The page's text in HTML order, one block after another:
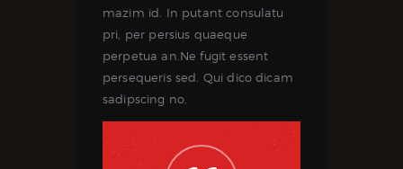
mazim id. In putant consulatu
pri, per persius quaeque
perpetua an.Ne fugit essent
persequeris sed. Qui dico dicam
sadipscing no.